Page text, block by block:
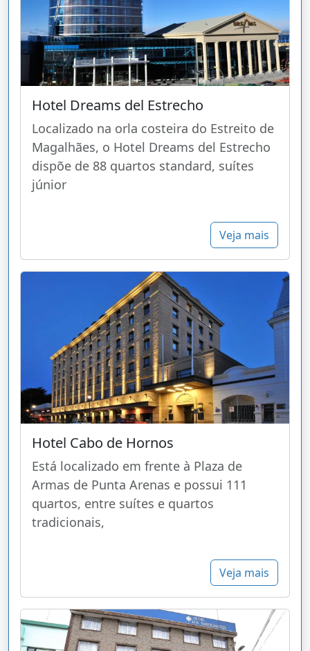
Hotel Dreams del Estrecho
Localizado na orla costeira do Estreito de
Magalhães, o Hotel Dreams del Estrecho
dispõe de 88 quartos standard, suítes
júnior
Veja mais
Hotel Cabo de Hornos
Está localizado em frente à Plaza de
Armas de Punta Arenas e possui 111
quartos, entre suítes e quartos
tradicionais,
Veja mais